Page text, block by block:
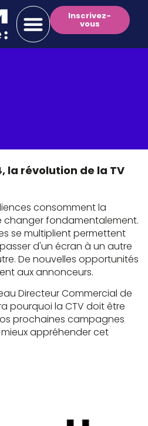
Inscrivez-
vous
la révolution de la TV
consomment la
changer fondamentalement.
se multiplient permettent
d'un écran à un autre
De nouvelles opportunités
aux annonceurs.
Directeur Commercial de
pourquoi la CTV doit être
prochaines campagnes
appréhender cet